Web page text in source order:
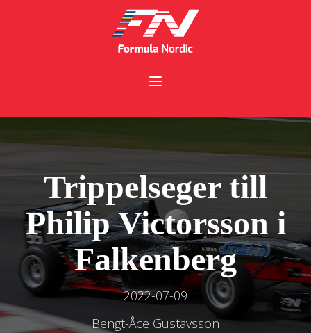
Trippelseger till
Philip Victorsson i
Falkenberg
2022-07-09
Bengt-Åce Gustavsson